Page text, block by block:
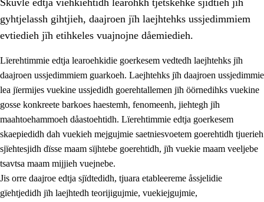
1. Lïerehtimmien aarvoevåarome
1.1 Almetjeaarvoe
1.2 Identiteete jïh kulturellen gellievoete
1.3 Laejhtehks ussjedimmie jïh etihkeles vuajnoe
Skuvle edtja viehkiehtidh learohkh tjetskehke sjidtieh jïh
gyhtjelassh gihtjieh, daajroen jïh laejhtehks ussjedimmiem
evtiedieh jïh etihkeles vuajnojne dåemiedieh.
Lïerehtimmie edtja learoehkidie goerkesem vedtedh laejhtehks jïh
daajroen ussjedimmiem guarkoeh. Laejhtehks jïh daajroen ussjedimmie
lea jïermijes vuekine ussjedidh goerehtallemen jïh öörnedihks vuekine
gosse konkreete barkoes haestemh, fenomeenh, jiehtegh jïh
maahtoehammoeh dåastoehtidh. Lïerehtimmie edtja goerkesem
skaepiedidh dah vuekieh mejgujmie saetniesvoetem goerehtidh tjuerieh
sjïehtesjidh dïsse maam sïjhtebe goerehtidh, jïh vuekie maam veeljebe
tsavtsa maam mijjieh vuejnebe.
Jis orre daajroe edtja sjïdtedidh, tjuara etableereme åssjelidie
gïehtjedidh jïh laejhtedh teorijigujmie, vuekiejgujmie,